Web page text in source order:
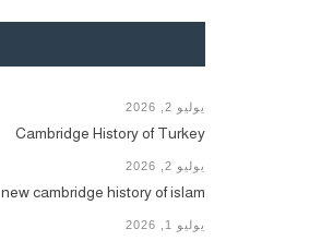
يوليو 2, 2026
Cambridge History of Turkey
يوليو 2, 2026
new cambridge history of islam
يوليو 1, 2026